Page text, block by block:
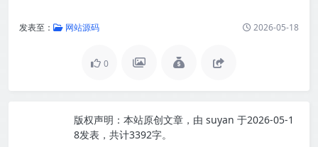
发表至： 网站源码 2026-05-18
0
版权声明： 本站原创文章，由 suyan 于2026-05-1
8发表，共计3392字。